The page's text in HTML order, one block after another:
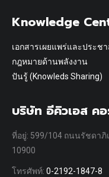
Knowledge
เอกสารเผยแพร่และประช
กฎหมายด้านพลังงาน
ปันรู้ (Knowleds Sharing)
บริษัท อีคิวเอส ค
ที่อยู่: 599/104 ถนนรัชดาภิ
10900
โทรศัพท์: 0-2192-1847-8